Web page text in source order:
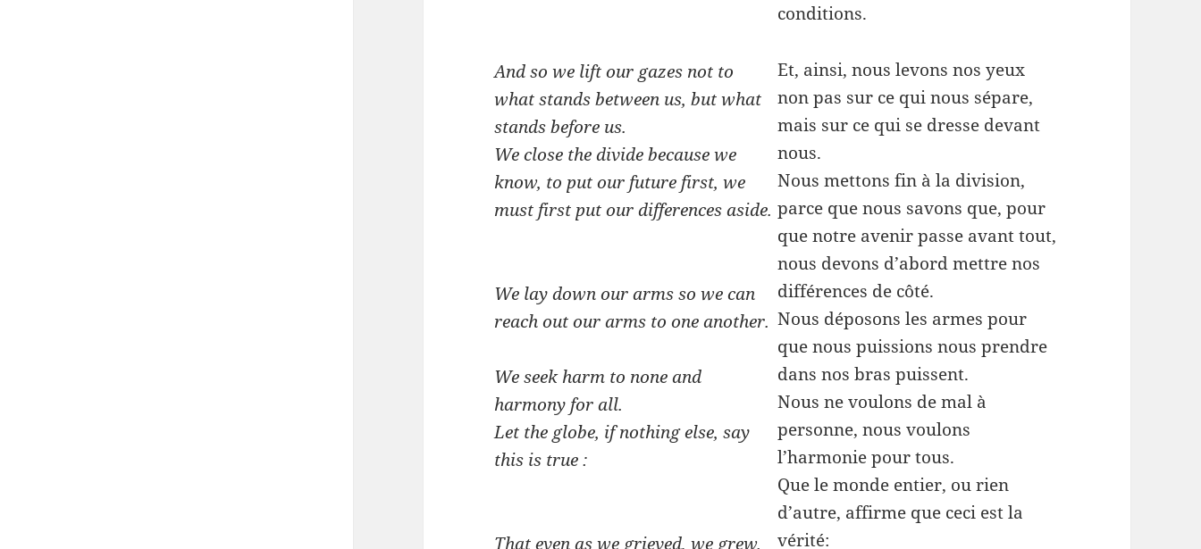
And so we lift our gazes not to
what stands between us, but what
stands before us.
We close the divide because we
know, to put our future first, we
must first put our differences aside.
We lay down our arms so we can
reach out our arms to one another.
We seek harm to none and
harmony for all.
Let the globe, if nothing else, say
this is true :
That even as we grieved, we grew.
conditions.
Et, ainsi, nous levons nos yeux
non pas sur ce qui nous sépare,
mais sur ce qui se dresse devant
nous.
Nous mettons fin à la division,
parce que nous savons que, pour
que notre avenir passe avant tout,
nous devons d’abord mettre nos
différences de côté.
Nous déposons les armes pour
que nous puissions nous prendre
dans nos bras puissent.
Nous ne voulons de mal à
personne, nous voulons
l’harmonie pour tous.
Que le monde entier, ou rien
d’autre, affirme que ceci est la
vérité: